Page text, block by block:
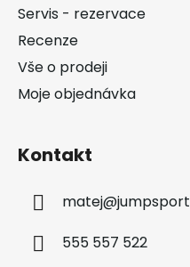
Servis - rezervace
Recenze
Vše o prodeji
Moje objednávka
Kontakt
matej@
555 557 522